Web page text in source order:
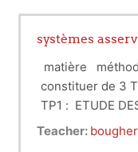
systèmes
matière
constituer de 3
TP1 : ETUDE
D'ETAT
TP 2 :
Teacher: